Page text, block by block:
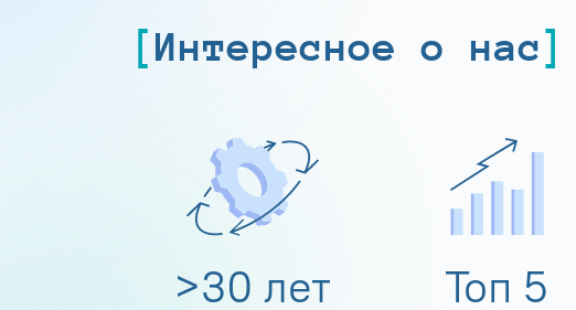
Интересное о нас
>30 лет Топ 5